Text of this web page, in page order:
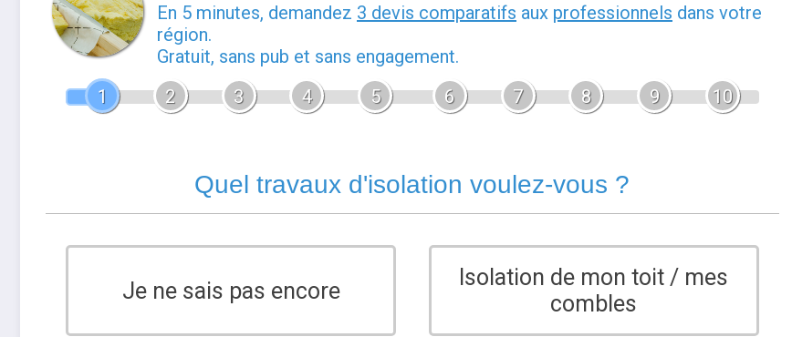
En 5 minutes, demandez 3 devis comparatifs aux professionnels dans votre
région.
Gratuit, sans pub et sans engagement.
1
2 3 4 5 6 7 8 9 10
Quel travaux d'isolation voulez-vous ?
Je ne sais pas encore
Isolation de mon toit / mes
combles